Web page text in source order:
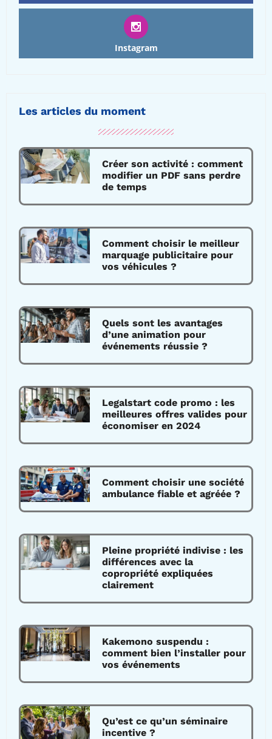
Instagram
Les articles du moment
Créer son activité : comment
modifier un PDF sans perdre
de temps
Comment choisir le meilleur
marquage publicitaire pour
vos véhicules ?
Quels sont les avantages
d’une animation pour
événements réussie ?
Legalstart code promo : les
meilleures offres valides pour
économiser en 2024
Comment choisir une société
ambulance fiable et agréée ?
Pleine propriété indivise : les
différences avec la
copropriété expliquées
clairement
Kakemono suspendu :
comment bien l’installer pour
vos événements
Qu’est ce qu’un séminaire
incentive ?